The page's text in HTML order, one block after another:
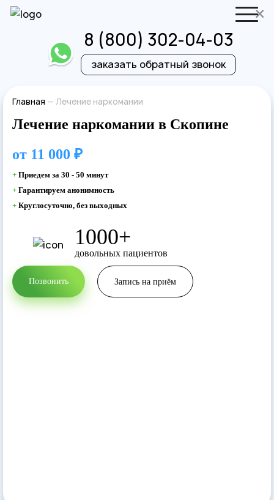
8 (800) 302-04-03
заказать обратный звонок
Главная — Лечение наркомании
Лечение наркомании в Скопине
от 11 000 ₽
+ Приедем за 30 - 50 минут
+ Гарантируем анонимность
+ Круглосуточно, без выходных
1000+
довольных пациентов
Позвонить Запись на приём
Ваше имя
Ваш телефон
Ваша заявка
отправлена
Наш врач свяжется с вами в самое
ближайшее время!
Ваше имя
Ваш телефон
Прикрепить файл
×